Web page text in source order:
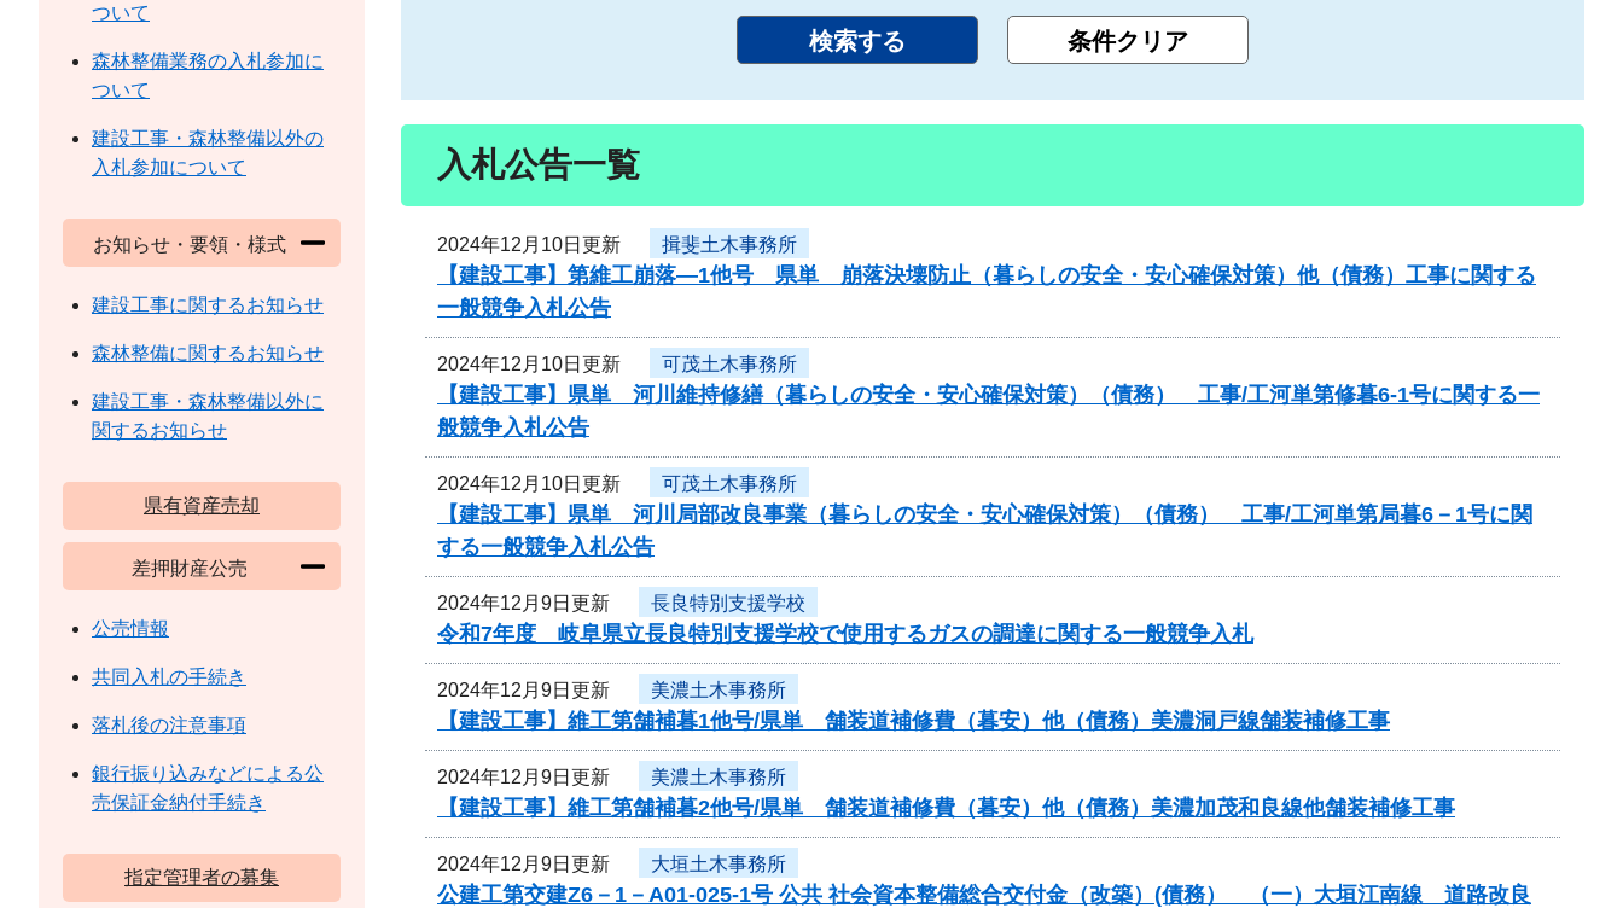
入札公告一覧
2024年12月10日更新 揖斐土木事務所
【建設工事】第維工崩落―1他号 県単 崩落決壊防止（暮らしの安全・安心確保対策）他（債務）工事に関する
一般競争入札公告
2024年12月10日更新 可茂土木事務所
【建設工事】県単 河川維持修繕（暮らしの安全・安心確保対策）（債務） 工事/工河単第修暮6-1号に関する一
般競争入札公告
2024年12月10日更新 可茂土木事務所
【建設工事】県単 河川局部改良事業（暮らしの安全・安心確保対策）（債務） 工事/工河単第局暮6－1号に関
する一般競争入札公告
2024年12月9日更新 長良特別支援学校
令和7年度 岐阜県立長良特別支援学校で使用するガスの調達に関する一般競争入札
2024年12月9日更新 美濃土木事務所
【建設工事】維工第舗補暮1他号/県単 舗装道補修費（暮安）他（債務）美濃洞戸線舗装補修工事
2024年12月9日更新 美濃土木事務所
【建設工事】維工第舗補暮2他号/県単 舗装道補修費（暮安）他（債務）美濃加茂和良線他舗装補修工事
2024年12月9日更新 大垣土木事務所
公建工第交建Z6－1－A01-025-1号 公共 社会資本整備総合交付金（改築）(債務） （一）大垣江南線 道路改良
ついて
森林整備業務の入札参加に
ついて
建設工事・森林整備以外の
入札参加について
お知らせ・要領・様式
建設工事に関するお知らせ
森林整備に関するお知らせ
建設工事・森林整備以外に
関するお知らせ
県有資産売却
差押財産公売
公売情報
共同入札の手続き
落札後の注意事項
銀行振り込みなどによる公
売保証金納付手続き
指定管理者の募集